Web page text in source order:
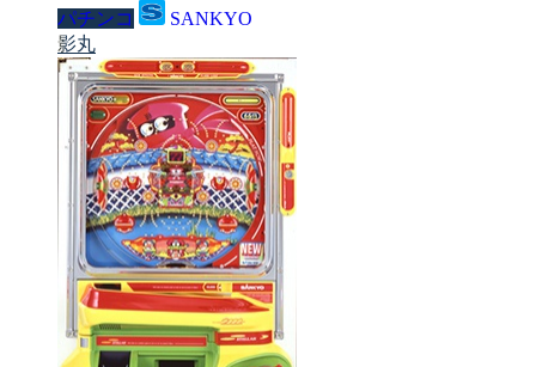
パチンコ
SANKYO
影丸